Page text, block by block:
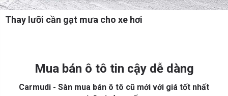
Thay lưỡi cần gạt mưa cho xe hơi
Mua bán ô tô tin cậy dễ dàng
Carmudi - Sàn mua bán ô tô cũ mới với giá tốt nhất